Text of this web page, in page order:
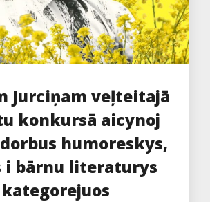
Jurciņam veļteitajā
konkursā aicynoj
humoreskys,
i bārnu literaturys
kategorejuos